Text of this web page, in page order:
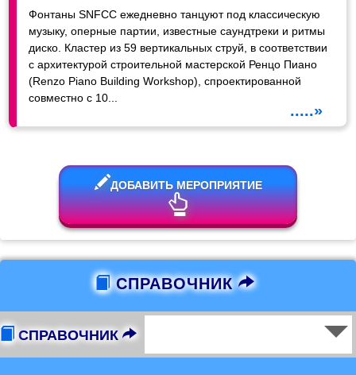
Фонтаны SNFCC ежедневно танцуют под классическую
музыку, оперные партии, известные саундтреки и ритмы
диско. Кластер из 59 вертикальных струй, в соответствии
с архитектурой строительной мастерской Ренцо Пиано
(Renzo Piano Building Workshop), спроектированной
совместно с 10...
.....»
ДОБАВИТЬ МЕРОПРИЯТИЕ
СПРАВОЧНИК
СПРАВОЧНИК